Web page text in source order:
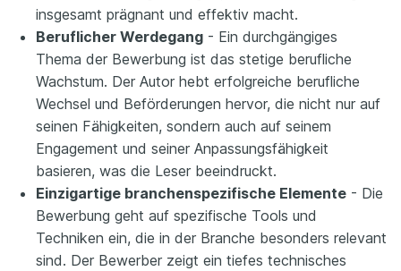
insgesamt prägnant und effektiv macht.
Beruflicher Werdegang - Ein durchgängiges
Thema der Bewerbung ist das stetige berufliche
Wachstum. Der Autor hebt erfolgreiche berufliche
Wechsel und Beförderungen hervor, die nicht nur auf
seinen Fähigkeiten, sondern auch auf seinem
Engagement und seiner Anpassungsfähigkeit
basieren, was die Leser beeindruckt.
Einzigartige branchenspezifische Elemente - Die
Bewerbung geht auf spezifische Tools und
Techniken ein, die in der Branche besonders relevant
sind. Der Bewerber zeigt ein tiefes technisches